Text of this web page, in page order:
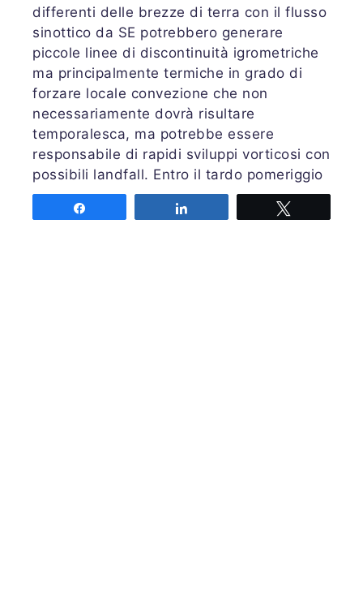
differenti delle brezze di terra con il flusso
sinottico da SE potrebbero generare
piccole linee di discontinuità igrometriche
ma principalmente termiche in grado di
forzare locale convezione che non
necessariamente dovrà risultare
temporalesca, ma potrebbe essere
responsabile di rapidi sviluppi vorticosi con
possibili landfall. Entro il tardo pomeriggio
la ventilazione da SE divverrà
predominante rendendo meno probabile la